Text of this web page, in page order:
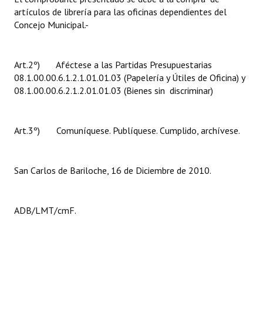
Huéspedes de Honor - Registro
Reconocimientos - Registro
Bariloche, Municipio intercultural
REFORMA DE LA CARTA ORGÁNICA
artículos de librería para las oficinas dependientes del
Concejo Municipal.-
Art.2º) Aféctese a las Partidas Presupuestarias
08.1.00.00.6.1.2.1.01.01.03 (Papelería y Útiles de Oficina) y
08.1.00.00.6.2.1.2.01.01.03 (Bienes sin discriminar)
Art.3º) Comuníquese. Publíquese. Cumplido, archívese.
San Carlos de Bariloche, 16 de Diciembre de 2010.
ADB/LMT/cmF.